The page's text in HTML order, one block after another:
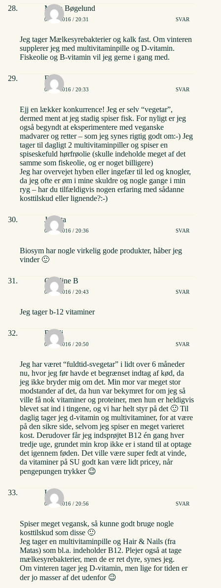
Maria Bøgelund
02/06/2016 / 20:31 SVAR
Jeg tager Mælkesyrebakterier og kalk fast. Om vinteren
supplerer jeg med multivitaminpille og D-vitamin.
Fiskeolie og B-vitamin vil jeg gerne i gang med.
Freja
02/06/2016 / 20:33 SVAR
Ejj en lækker konkurrence! Jeg er selv “vegetar”,
dermed ment at jeg stadig spiser fisk. For nyligt er jeg
også begyndt at eksperimentere med veganske
madvarer og retter – som jeg synes rigtig godt om:-) Jeg
tager til dagligt 2 multivitaminpiller og spiser en
spiseskefuld hørfrøolie (skulle indeholde meget af det
samme som fiskeolie, og er noget billigere)
Jeg har overvejet hyben eller ingefær til led og knogler,
da jeg ofte er øm i mine skuldre og nogle gange i min
ryg – har du tilfældigvis nogen erfaring med sådanne
kosttilskud eller lignende?:-)
Jolanta
02/06/2016 / 20:36 SVAR
Biosym har nogle virkelig gode produkter, håber jeg
vinder 🙂
Caroline B
02/06/2016 / 20:43 SVAR
Jeg tager b-12 vitaminer
Randi
02/06/2016 / 20:50 SVAR
Jeg har været “fuldtid-svegetar” i lidt over 6 måneder
nu, hvor jeg før havde et begrænset indtag af kød, da
jeg ikke bryder mig om det. Min mor var meget stor
modstander af det, da hun var bekymret for om jeg så
ville få nok vitaminer og proteiner, men hun er heldigvis
blevet sat ind i tingene, og vi har helt styr på det 🙂 Til
daglig tager jeg d-vitamin og multivitaminer, for at være
på den sikre side, selvom jeg spiser en meget varieret
kost. Derudover får jeg indsprøjtet B12 én gang hver
tredje uge, grundet min krop ikke er i stand til at optage
det igennem føden. Det ville være super fedt at vinde,
da vitaminer på SU godt kan være lidt pricey, når
pengepungen trykker 😉
Lisa
02/06/2016 / 20:56 SVAR
Spiser meget vegansk, så kunne godt bruge nogle
kosttilskud som disse 🙂
Jeg tager en multivitaminpille og Hair & Nails (fra
Matas) som bl.a. indeholder B12. Plejer også at tage
mælkesyrebakterier, men de er ret dyre, synes jeg.
Om vinteren tager jeg D-vitamin, men lige for tiden er
der jo masser af det udenfor 😉